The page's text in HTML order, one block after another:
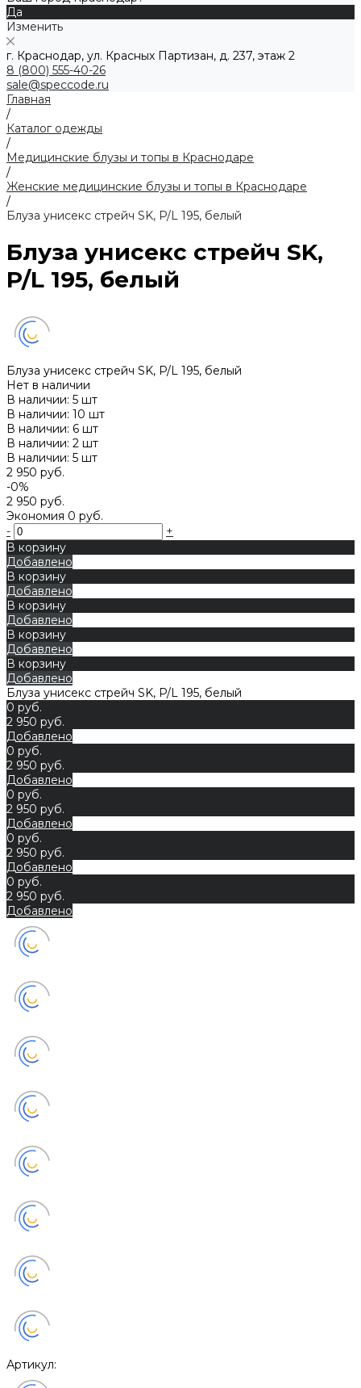
Да
Изменить
г. Краснодар, ул. Красных Партизан, д. 237, этаж 2
8 (800) 555-40-26
sale@speccode.ru
Главная
/
Каталог одежды
/
Медицинские блузы и топы в Краснодаре
/
Женские медицинские блузы и топы в Краснодаре
/
Блуза унисекс стрейч SK, P/L 195, белый
Блуза унисекс стрейч SK,
P/L 195, белый
Блуза унисекс стрейч SK, P/L 195, белый
Нет в наличии
В наличии: 5 шт
В наличии: 10 шт
В наличии: 6 шт
В наличии: 2 шт
В наличии: 5 шт
2 950 руб.
-0%
2 950 руб.
Экономия 0 руб.
-
+
В корзину
Добавлено
В корзину
Добавлено
В корзину
Добавлено
В корзину
Добавлено
В корзину
Добавлено
Блуза унисекс стрейч SK, P/L 195, белый
0 руб.
2 950 руб.
Добавлено
0 руб.
2 950 руб.
Добавлено
0 руб.
2 950 руб.
Добавлено
0 руб.
2 950 руб.
Добавлено
0 руб.
2 950 руб.
Добавлено
Артикул: